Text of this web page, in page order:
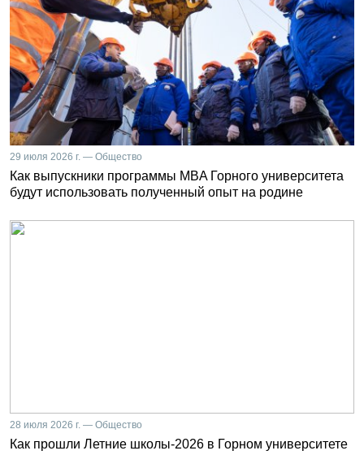
29 июля 2026 г. — Общество
Как выпускники программы MBA Горного университета
будут использовать полученный опыт на родине
28 июля 2026 г. — Общество
Как прошли Летние школы-2026 в Горном университете